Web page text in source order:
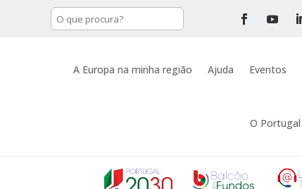
A Europa na minha região Ajuda Eventos
O Portugal